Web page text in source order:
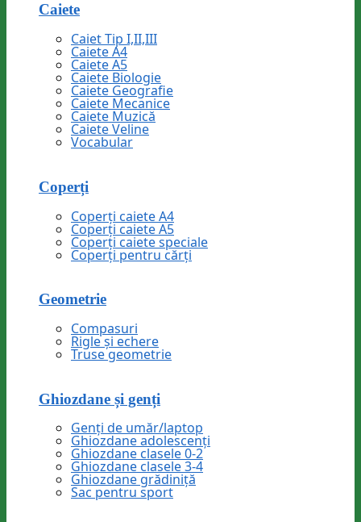
Caiete
Caiet Tip I,II,III
Caiete A4
Caiete A5
Caiete Biologie
Caiete Geografie
Caiete Mecanice
Caiete Muzică
Caiete Veline
Vocabular
Coperți
Coperți caiete A4
Coperți caiete A5
Coperți caiete speciale
Coperți pentru cărți
Geometrie
Compasuri
Rigle și echere
Truse geometrie
Ghiozdane și genți
Genți de umăr/laptop
Ghiozdane adolescenți
Ghiozdane clasele 0-2
Ghiozdane clasele 3-4
Ghiozdane grădiniță
Sac pentru sport